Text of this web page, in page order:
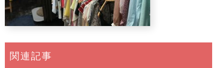
関連記事